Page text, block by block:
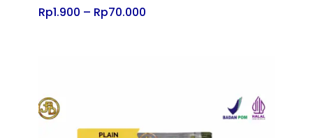
Rp1.900 – Rp70.000